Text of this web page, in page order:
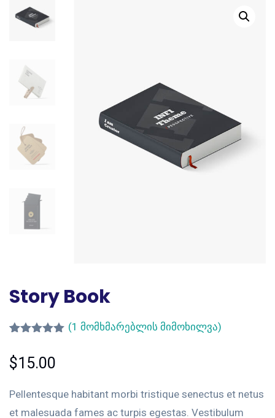
Story Book
5.00
დან,
დაფუძნებუ
მომხმარებ
გამოკითხვ
(1 მომხმარებლის მიმოხილვა)
$15.00
Pellentesque habitant morbi tristique senectus et netus
et malesuada fames ac turpis egestas. Vestibulum